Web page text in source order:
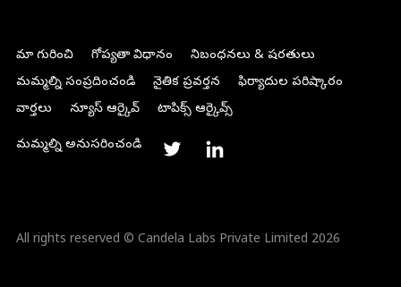
మా గురించి గోప్యతా విధానం
నిబంధనలు & షరతులు
మమ్మల్ని సంప్రదించండి
నైతిక ప్రవర్తన
ఫిర్యాదుల పరిష్కారం
వార్తలు
న్యూస్ ఆర్కైవ్ టాపిక్స్ ఆర్కైవ్స్
మమ్మల్ని అనుసరించండి
All rights reserved © Candela Labs Private Limited 2026